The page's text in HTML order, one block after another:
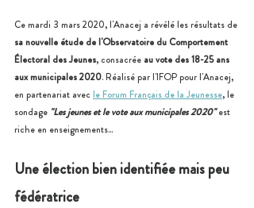
Ce mardi 3 mars 2020, l'Anacej a révélé les résultats de
sa nouvelle étude de l'Observatoire du Comportement
Électoral des Jeunes, consacrée au vote des 18-25 ans
aux municipales 2020. Réalisé par l'IFOP pour l'Anacej,
en partenariat avec le Forum Français de la Jeunesse, le
sondage "Les jeunes et le vote aux municipales 2020" est
riche en enseignements...
Une élection bien identifiée mais peu
fédératrice